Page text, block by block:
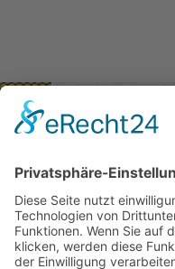
Kontaktdaten:
Gebr. Stumpp KG
Seestraße 5
73099 Adelberg